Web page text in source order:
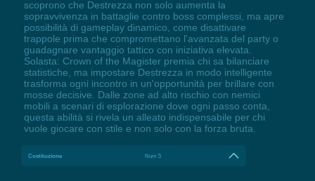
scoprono che Destrezza non solo aumenta la
sopravvivenza in battaglie contro boss complessi, ma apre
possibilità di gameplay dinamico, come disattivare
trappole prima che compromettano l'avanzata del party o
guadagnare vantaggio tattico con iniziativa elevata.
Solasta: Crown of the Magister premia chi sa bilanciare
statistiche, ma impostare Destrezza in modo intelligente
trasforma ogni incontro in un'opportunità per brillare con
mosse decisive. Dalle zone ad alto rischio con nemici
mobili a scenari di esplorazione dove ogni passo conta,
questa abilità si rivela un alleato indispensabile per chi
vuole giocare con stile e non solo con la forza bruta.
Costituzione Num 5